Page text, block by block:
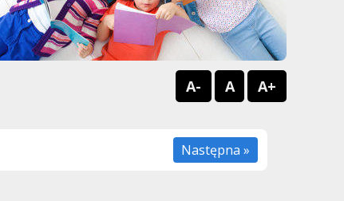
A- A A+
Następna »